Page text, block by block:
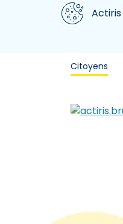
Aller au contenu principal
Nous utilisons des
Citoyens